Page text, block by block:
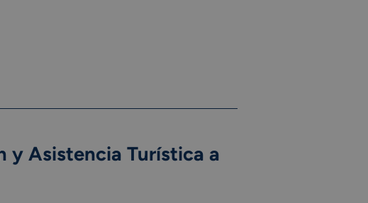
y Asistencia Turística a